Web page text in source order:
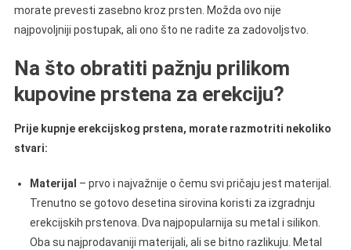
morate prevesti zasebno kroz prsten. Možda ovo nije
najpovoljniji postupak, ali ono što ne radite za zadovoljstvo.
Na što obratiti pažnju prilikom
kupovine prstena za erekciju?
Prije kupnje erekcijskog prstena, morate razmotriti nekoliko
stvari:
Materijal – prvo i najvažnije o čemu svi pričaju jest materijal.
Trenutno se gotovo desetina sirovina koristi za izgradnju
erekcijskih prstenova. Dva najpopularnija su metal i silikon.
Oba su najprodavaniji materijali, ali se bitno razlikuju. Metal